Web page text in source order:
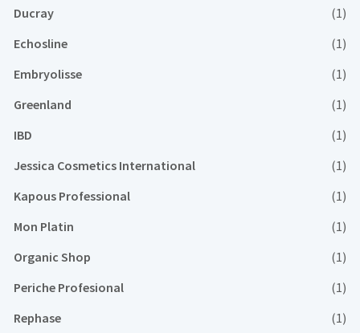
Ducray
(1)
Echosline
(1)
Embryolisse
(1)
Greenland
(1)
IBD
(1)
Jessica Cosmetics International
(1)
Kapous Professional
(1)
Mon Platin
(1)
Organic Shop
(1)
Periche Profesional
(1)
Rephase
(1)